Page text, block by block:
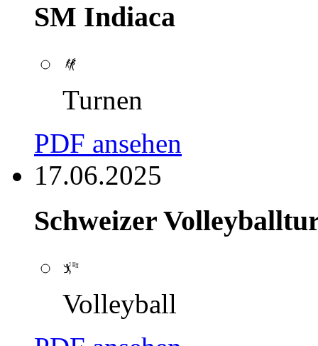
SM Indiaca
Turnen
PDF ansehen
17.06.2025
Schweizer
Volleyball